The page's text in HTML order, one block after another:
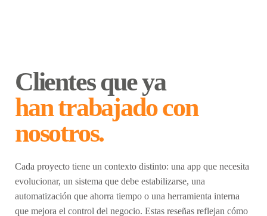
Clientes que ya
han trabajado con
nosotros.
Cada proyecto tiene un contexto distinto: una app que necesita
evolucionar, un sistema que debe estabilizarse, una
automatización que ahorra tiempo o una herramienta interna
que mejora el control del negocio. Estas reseñas reflejan cómo